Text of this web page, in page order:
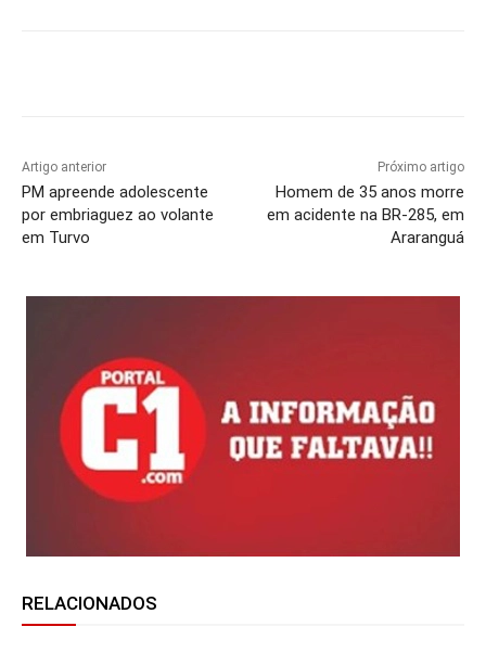
Artigo anterior
PM apreende adolescente
por embriaguez ao volante
em Turvo
Próximo artigo
Homem de 35 anos morre
em acidente na BR-285, em
Araranguá
RELACIONADOS